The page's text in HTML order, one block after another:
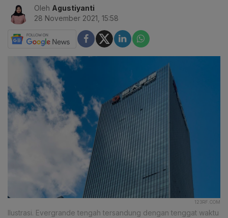
Oleh Agustiyanti
28 November 2021, 15:58
123RF.COM
Ilustrasi. Evergrande tengah tersandung dengan tenggat waktu